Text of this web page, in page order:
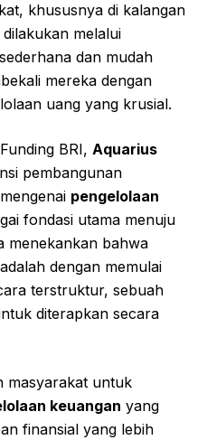
khususnya di kalangan
melalui
dan mudah
mereka dengan
uang yang krusial.
BRI, Aquarius
pembangunan
pengelolaan
fondasi utama menuju
menekankan bahwa
dengan memulai
terstruktur, sebuah
diterapkan secara
masyarakat untuk
keuangan yang
finansial yang lebih